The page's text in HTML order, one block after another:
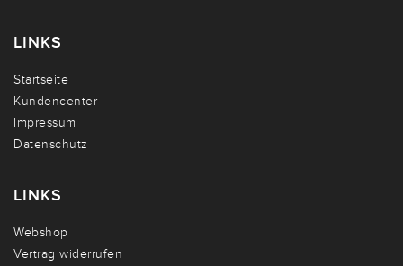
LINKS
Startseite
Kundencenter
Impressum
Datenschutz
LINKS
Webshop
Vertrag widerrufen